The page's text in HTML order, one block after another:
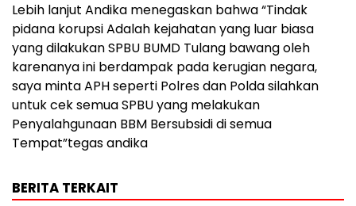
Lebih lanjut Andika menegaskan bahwa “Tindak
pidana korupsi Adalah kejahatan yang luar biasa
yang dilakukan SPBU BUMD Tulang bawang oleh
karenanya ini berdampak pada kerugian negara,
saya minta APH seperti Polres dan Polda silahkan
untuk cek semua SPBU yang melakukan
Penyalahgunaan BBM Bersubsidi di semua
Tempat”tegas andika
BERITA TERKAIT